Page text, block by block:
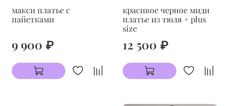
макси платье с
пайетками
9 900 ₽
красивое черное миди
платье из тюля + plus
size
12 500 ₽